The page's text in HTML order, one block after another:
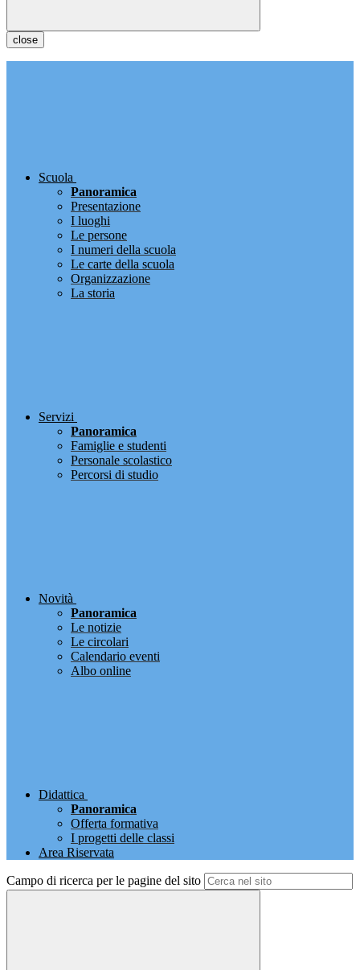
close
Scuola
Panoramica
Presentazione
I luoghi
Le persone
I numeri della scuola
Le carte della scuola
Organizzazione
La storia
Servizi
Panoramica
Famiglie e studenti
Personale scolastico
Percorsi di studio
Novità
Panoramica
Le notizie
Le circolari
Calendario eventi
Albo online
Didattica
Panoramica
Offerta formativa
I progetti delle classi
Area Riservata
Campo di ricerca per le pagine del sito